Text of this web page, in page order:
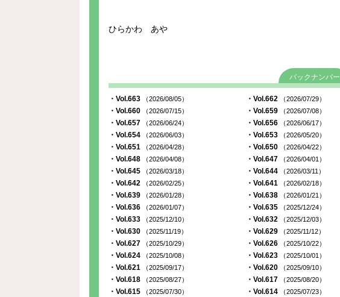
ひらかわ あや
バックナンバー
・Vol.663 （2026/08/05） ・Vol.662 （2026/07/29）
・Vol.660 （2026/07/15） ・Vol.659 （2026/07/08）
・Vol.657 （2026/06/24） ・Vol.656 （2026/06/17）
・Vol.654 （2026/06/03） ・Vol.653 （2026/05/20）
・Vol.651 （2026/04/28） ・Vol.650 （2026/04/22）
・Vol.648 （2026/04/08） ・Vol.647 （2026/04/01）
・Vol.645 （2026/03/18） ・Vol.644 （2026/03/11）
・Vol.642 （2026/02/25） ・Vol.641 （2026/02/18）
・Vol.639 （2026/01/28） ・Vol.638 （2026/01/21）
・Vol.636 （2026/01/07） ・Vol.635 （2025/12/24）
・Vol.633 （2025/12/10） ・Vol.632 （2025/12/03）
・Vol.630 （2025/11/19） ・Vol.629 （2025/11/12）
・Vol.627 （2025/10/29） ・Vol.626 （2025/10/22）
・Vol.624 （2025/10/08） ・Vol.623 （2025/10/01）
・Vol.621 （2025/09/17） ・Vol.620 （2025/09/10）
・Vol.618 （2025/08/27） ・Vol.617 （2025/08/20）
・Vol.615 （2025/07/30） ・Vol.614 （2025/07/23）